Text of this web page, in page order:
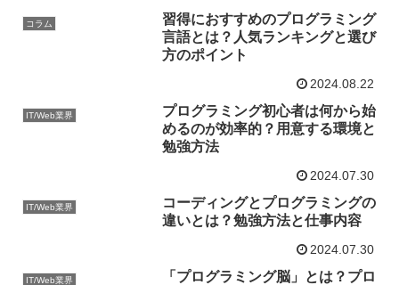
コラム
習得におすすめのプログラミング
言語とは？人気ランキングと選び
方のポイント
2024.08.22
IT/Web業界
プログラミング初心者は何から始
めるのが効率的？用意する環境と
勉強方法
2024.07.30
IT/Web業界
コーディングとプログラミングの
違いとは？勉強方法と仕事内容
2024.07.30
IT/Web業界
「プログラミング脳」とは？プロ